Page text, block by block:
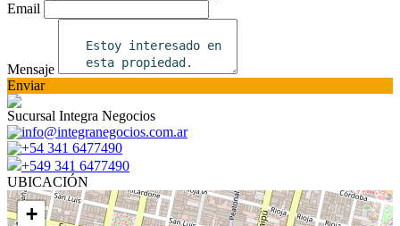
Email
Mensaje
Enviar
Sucursal Integra Negocios
info@integranegocios.com.ar
+54 341 6477490
+549 341 6477490
UBICACIÓN
+